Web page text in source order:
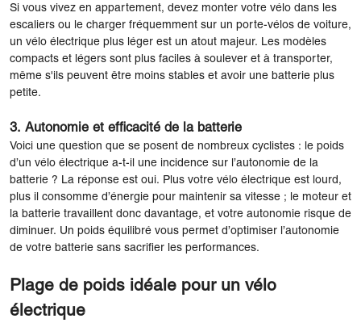
Si vous vivez en appartement, devez monter votre vélo dans les
escaliers ou le charger fréquemment sur un porte-vélos de voiture,
un vélo électrique plus léger est un atout majeur. Les modèles
compacts et légers sont plus faciles à soulever et à transporter,
même s'ils peuvent être moins stables et avoir une batterie plus
petite.
3. Autonomie et efficacité de la batterie
Voici une question que se posent de nombreux cyclistes : le poids
d’un vélo électrique a-t-il une incidence sur l’autonomie de la
batterie ? La réponse est oui. Plus votre vélo électrique est lourd,
plus il consomme d’énergie pour maintenir sa vitesse ; le moteur et
la batterie travaillent donc davantage, et votre autonomie risque de
diminuer. Un poids équilibré vous permet d’optimiser l’autonomie
de votre batterie sans sacrifier les performances.
Plage de poids idéale pour un vélo
électrique